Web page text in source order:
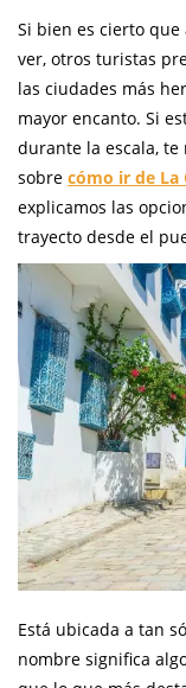
Si bien es cierto
ver, otros turistas
las ciudades más
mayor encanto. Si
durante la escala,
sobre cómo ir de La
explicamos las
trayecto desde el
Está ubicada a tan
nombre significa